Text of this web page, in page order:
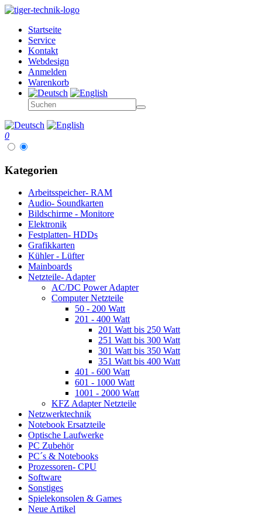
Startseite
Service
Kontakt
Webdesign
Anmelden
Warenkorb
0
Kategorien
Arbeitsspeicher- RAM
Audio- Soundkarten
Bildschirme - Monitore
Elektronik
Festplatten- HDDs
Grafikkarten
Kühler - Lüfter
Mainboards
Netzteile- Adapter
AC/DC Power Adapter
Computer Netzteile
50 - 200 Watt
201 - 400 Watt
201 Watt bis 250 Watt
251 Watt bis 300 Watt
301 Watt bis 350 Watt
351 Watt bis 400 Watt
401 - 600 Watt
601 - 1000 Watt
1001 - 2000 Watt
KFZ Adapter Netzteile
Netzwerktechnik
Notebook Ersatzteile
Optische Laufwerke
PC Zubehör
PC´s & Notebooks
Prozessoren- CPU
Software
Sonstiges
Spielekonsolen & Games
Neue Artikel